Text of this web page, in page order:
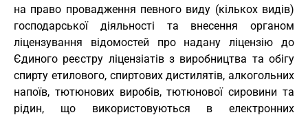
на право провадження певного виду (кількох видів)
господарської діяльності та внесення органом
ліцензування відомостей про надану ліцензію до
Єдиного реєстру ліцензіатів з виробництва та обігу
спирту етилового, спиртових дистилятів, алкогольних
напоїв, тютюнових виробів, тютюнової сировини та
рідин, що використовуються в електронних